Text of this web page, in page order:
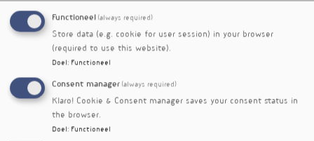
Uitgeverij Media Medica
Lauriergracht 116-S
1016 RR Amsterdam
+31 6 26074984
KvK 3322963
Functioneel (always required)
Store data (e.g. cookie for user session) in your browser
(required to use this website).
Doel : Functioneel
Consent manager (always required)
Klaro! Cookie & Consent manager saves your consent status in
the browser.
Doel : Functioneel